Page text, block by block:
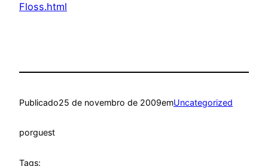
Floss.html
Publicado25 de novembro de 2009emUncategorized
porguest
Tags: